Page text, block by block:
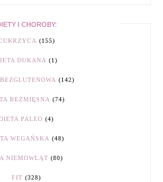
I CHOROBY:
(155)
DUKANA (1)
(142)
BEZMIĘSNA (74)
PALEO (4)
WEGAŃSKA (48)
NIEMOWLĄT (80)
FIT (328)